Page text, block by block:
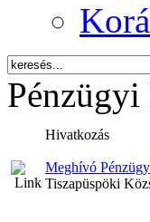
Pénzügyi
Hivatkozás
Meghívó
Tiszapüspöki